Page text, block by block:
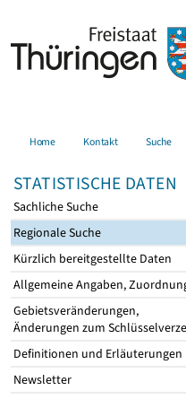
Home Kontakt Suche
STATISTISCHE DATEN
Sachliche Suche
Regionale Suche
Kürzlich bereitgestellte Daten
Allgemeine Angaben,
Gebietsveränderungen,
Änderungen zum
Definitionen und Erläuterungen
Newsletter